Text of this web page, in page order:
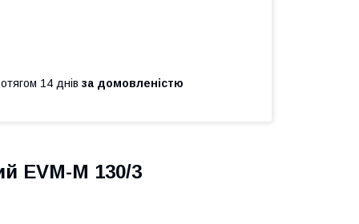
14 днів за домовленістю
EVM-M 130/3